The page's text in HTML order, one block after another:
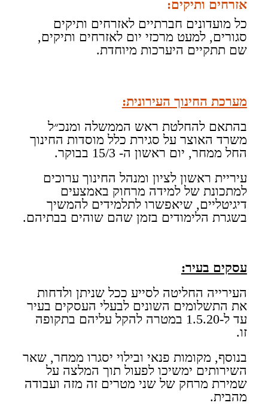
אזרחים ותיקים:
כל מועדונים חברתיים לאזרחים ותיקים
סגורים, למעט מרכזי יום לאזרחים ותיקים,
שם תתקיים היערכות מיוחדת.
מערכת החינוך העירונית:
בהתאם להחלטת ראש הממשלה ומנכ״ל
משרד האוצר על סגירת כלל מוסדות החינוך
החל ממחר, יום ראשון ה- 15/3 בבוקר.
עיריית ראשון לציון ומנהל החינוך ערוכים
למתכונת של למידה מרחוק באמצעים
דיגיטליים, שיאפשרו לתלמידים להמשיך
בשגרת הלימודים בזמן שהם שוהים בבתיהם.
​עסקים בעיר:
העירייה החליטה לסייע ככל שניתן ולדחות
את התשלומים השונים לבעלי העסקים בעיר
עד ל-1.5.20 במטרה להקל עליהם בתקופה
זו.
בנוסף, מקומות פנאי ובילוי יסגרו ממחר, שאר
השירותים ימשיכו לפעול תוך המלצה על
שמירת מרחק של שני מטרים זה מזה ועבודה
מהבית.